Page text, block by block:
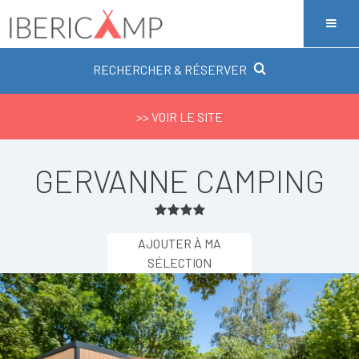
RECHERCHER & RÉSERVER
>> VOIR LE SITE
GERVANNE CAMPING
AJOUTER À MA
SÉLECTION